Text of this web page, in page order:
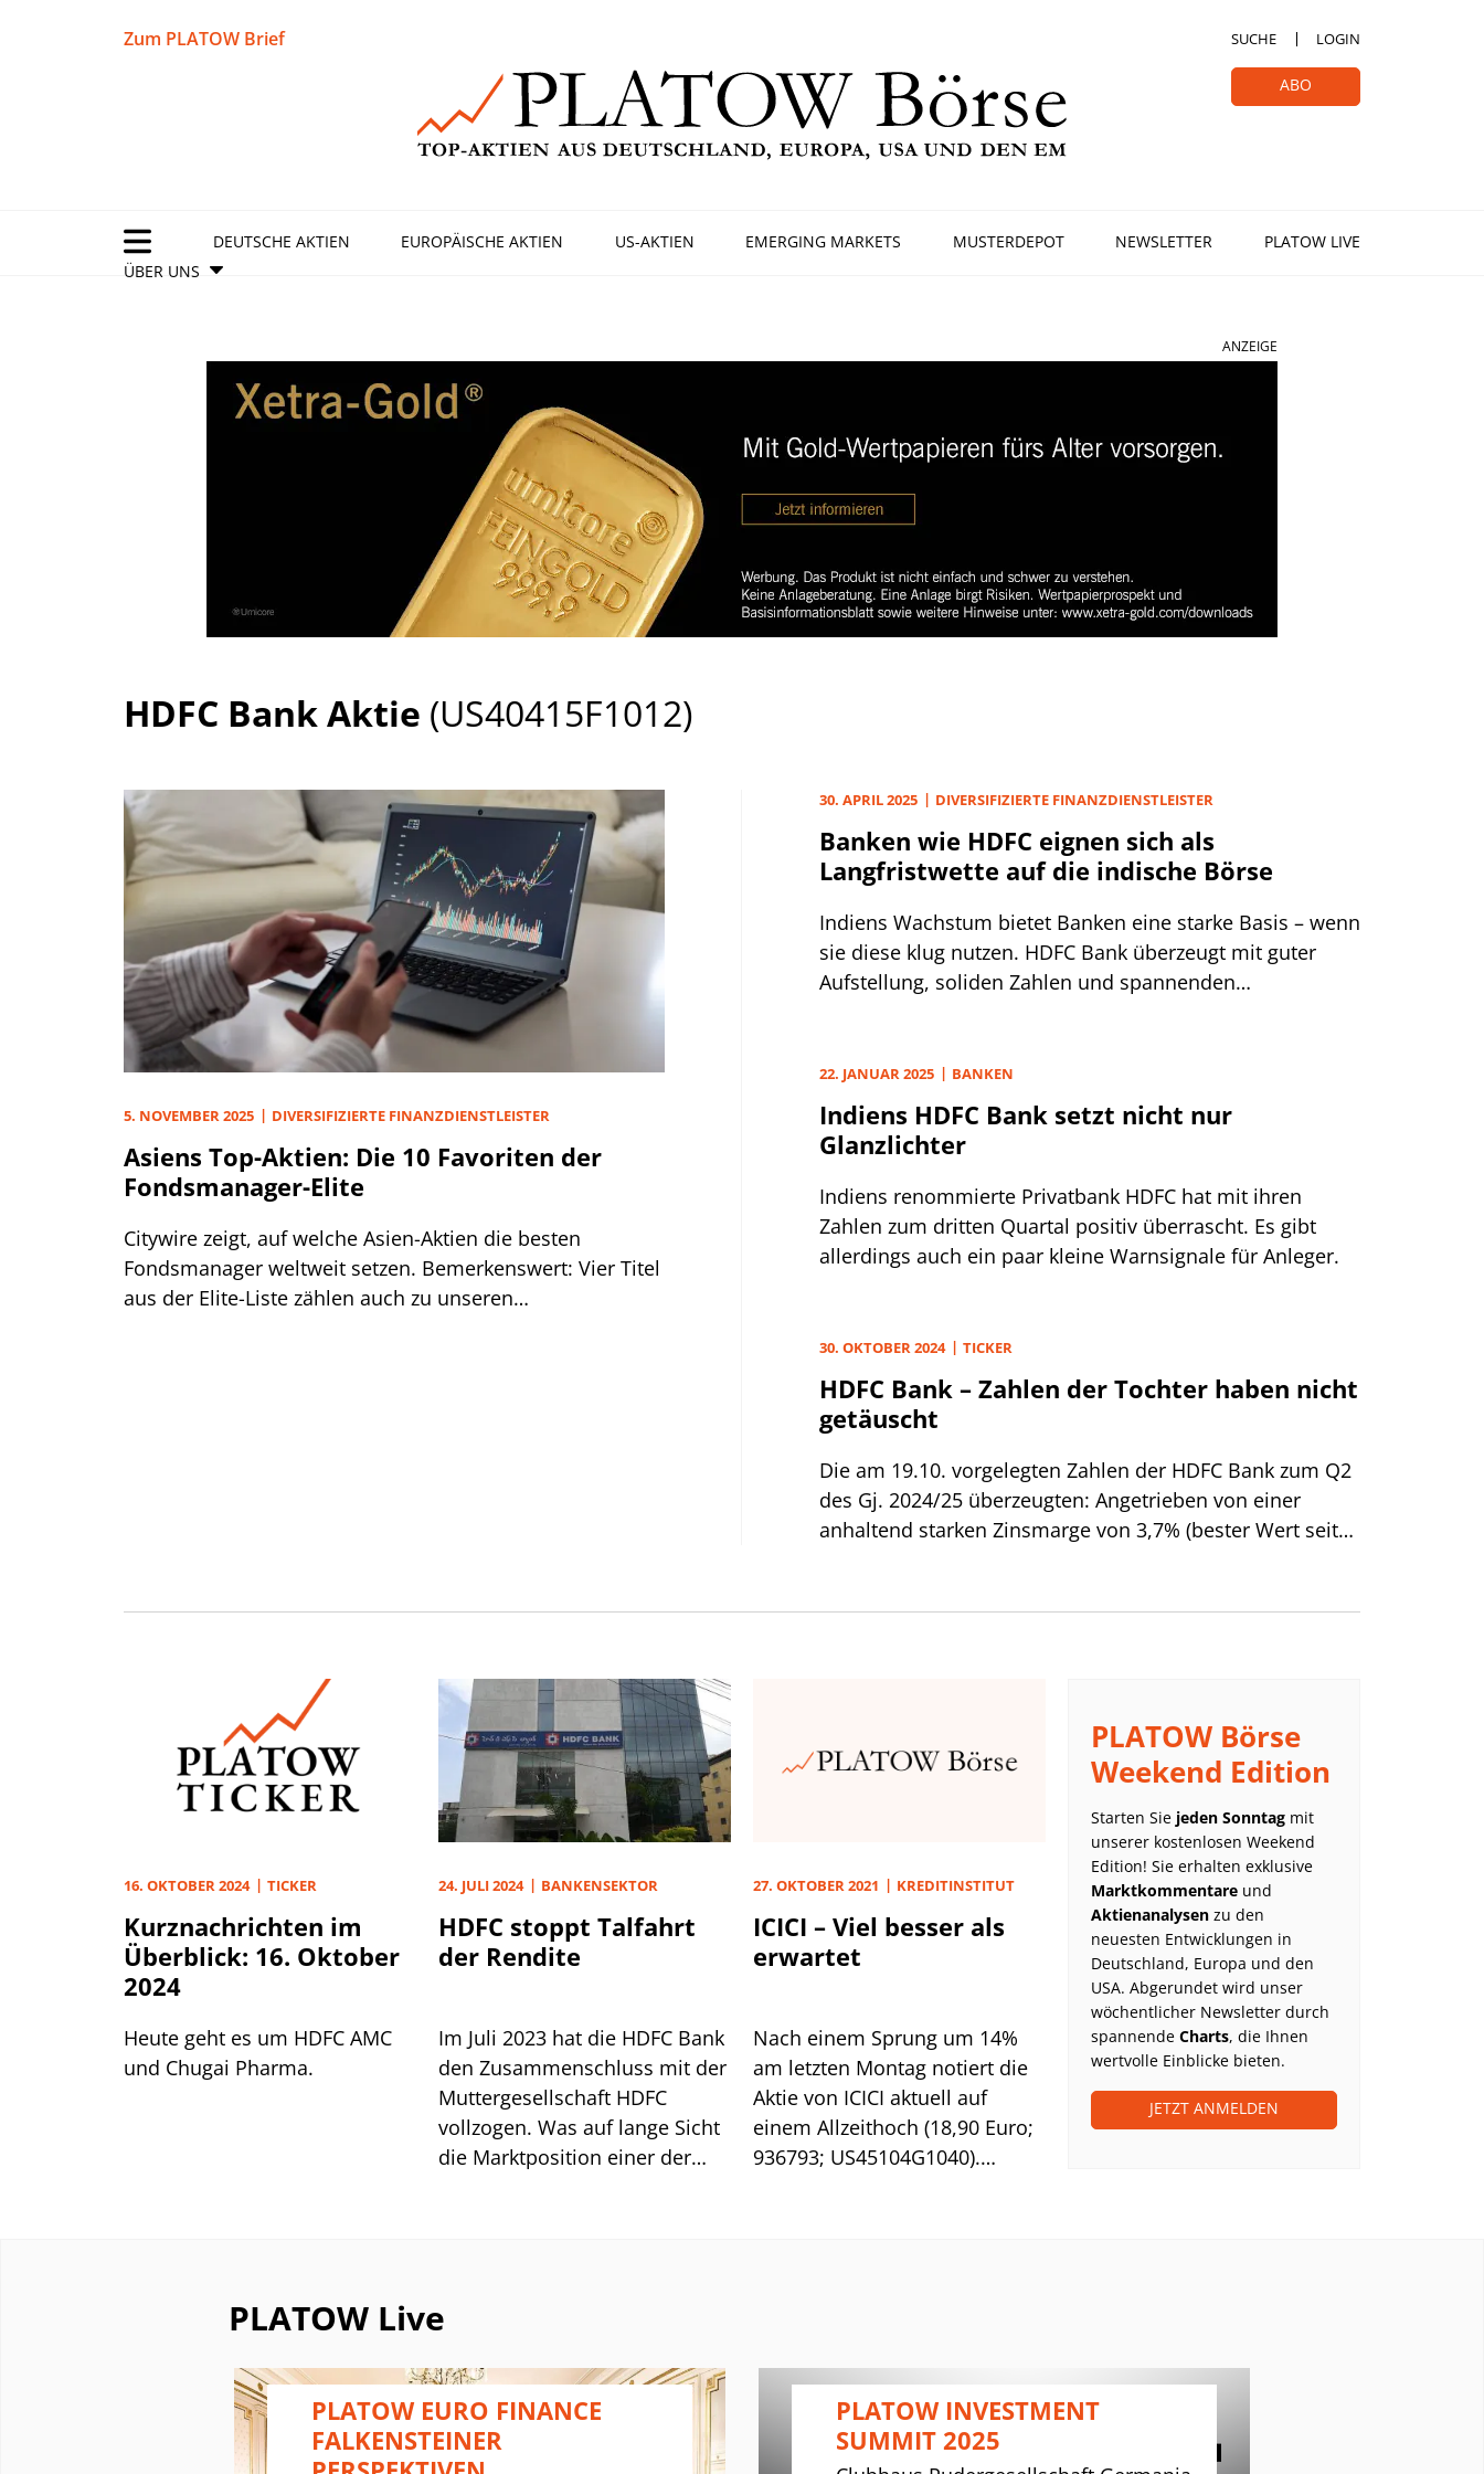
Zum PLATOW Brief SUCHE LOGIN
ABO
DEUTSCHE AKTIEN EUROPÄISCHE AKTIEN US-AKTIEN EMERGING MARKETS MUSTERDEPOT NEWSLETTER
PLATOW LIVE
ÜBER UNS
ANZEIGE
HDFC Bank Aktie (US40415F1012)
5. NOVEMBER 2025 DIVERSIFIZIERTE FINANZDIENSTLEISTER
Asiens Top-Aktien: Die 10 Favoriten der
Fondsmanager-Elite
Citywire zeigt, auf welche Asien-Aktien die besten
Fondsmanager weltweit setzen. Bemerkenswert: Vier Titel
aus der Elite-Liste zählen auch zu unseren
30. APRIL 2025 DIVERSIFIZIERTE FINANZDIENSTLEISTER
Banken wie HDFC eignen sich als
Langfristwette auf die indische Börse
Indiens Wachstum bietet Banken eine starke Basis – wenn
sie diese klug nutzen. HDFC Bank überzeugt mit guter
Aufstellung, soliden Zahlen und spannenden
22. JANUAR 2025 BANKEN
Indiens HDFC Bank setzt nicht nur
Glanzlichter
Indiens renommierte Privatbank HDFC hat mit ihren
Zahlen zum dritten Quartal positiv überrascht. Es gibt
allerdings auch ein paar kleine Warnsignale für Anleger.
30. OKTOBER 2024 TICKER
HDFC Bank – Zahlen der Tochter haben nicht
getäuscht
Die am 19.10. vorgelegten Zahlen der HDFC Bank zum Q2
des Gj. 2024/25 überzeugten: Angetrieben von einer
anhaltend starken Zinsmarge von 3,7% (bester Wert seit
16. OKTOBER 2024 TICKER
Kurznachrichten im
Überblick: 16. Oktober
2024
Heute geht es um HDFC AMC
und Chugai Pharma.
24. JULI 2024 BANKENSEKTOR
HDFC stoppt Talfahrt
der Rendite
Im Juli 2023 hat die HDFC Bank
den Zusammenschluss mit der
Muttergesellschaft HDFC
vollzogen. Was auf lange Sicht
die Marktposition einer der
Rentabilität. Erstmals deutlich
wurde dies Mitte Januar, als die
Q3-Zahlen der Bank (Gj. per
31.3.) enttäuschten und die
Aktie binnen zweier Tage 12%
an Wert einbüßte.
27. OKTOBER 2021 KREDITINSTITUT
ICICI – Viel besser als
erwartet
Nach einem Sprung um 14%
am letzten Montag notiert die
Aktie von ICICI aktuell auf
einem Allzeithoch (18,90 Euro;
936793; US45104G1040).
Provisionen (+26%) wie auch
das Zinsergebnis (+25%).
PLATOW Börse
Weekend Edition
Starten Sie jeden Sonntag mit
unserer kostenlosen Weekend
Edition! Sie erhalten exklusive
Marktkommentare und
Aktienanalysen zu den
neuesten Entwicklungen in
Deutschland, Europa und den
USA. Abgerundet wird unser
wöchentlicher Newsletter durch
spannende Charts, die Ihnen
wertvolle Einblicke bieten.
JETZT ANMELDEN
PLATOW Live
PLATOW EURO FINANCE
FALKENSTEINER
PLATOW INVESTMENT
SUMMIT 2025